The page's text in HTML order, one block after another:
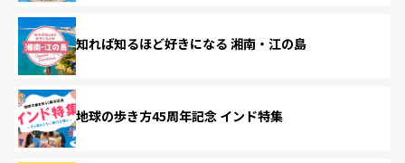
知れば知るほど好きになる 湘南・江の島
地球の歩き方45周年記念 インド特集